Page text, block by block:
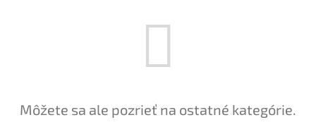
Môžete sa ale pozrieť na ostatné kategórie.